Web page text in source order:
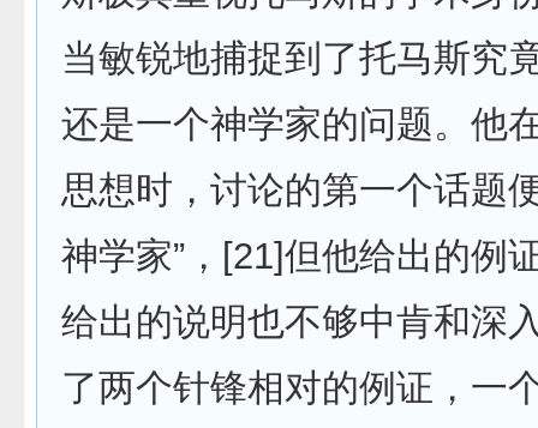
当敏锐地捕捉到了托马斯究
还是一个神学家的问题。他
思想时，讨论的第一个话题
神学家”，[21]但他给出的例
给出的说明也不够中肯和深
了两个针锋相对的例证，一